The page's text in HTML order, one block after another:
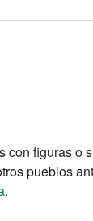
con figuras o
pueblos
.